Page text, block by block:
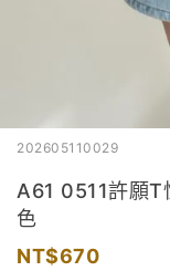
202605110029
A61 0511許願T
色
670